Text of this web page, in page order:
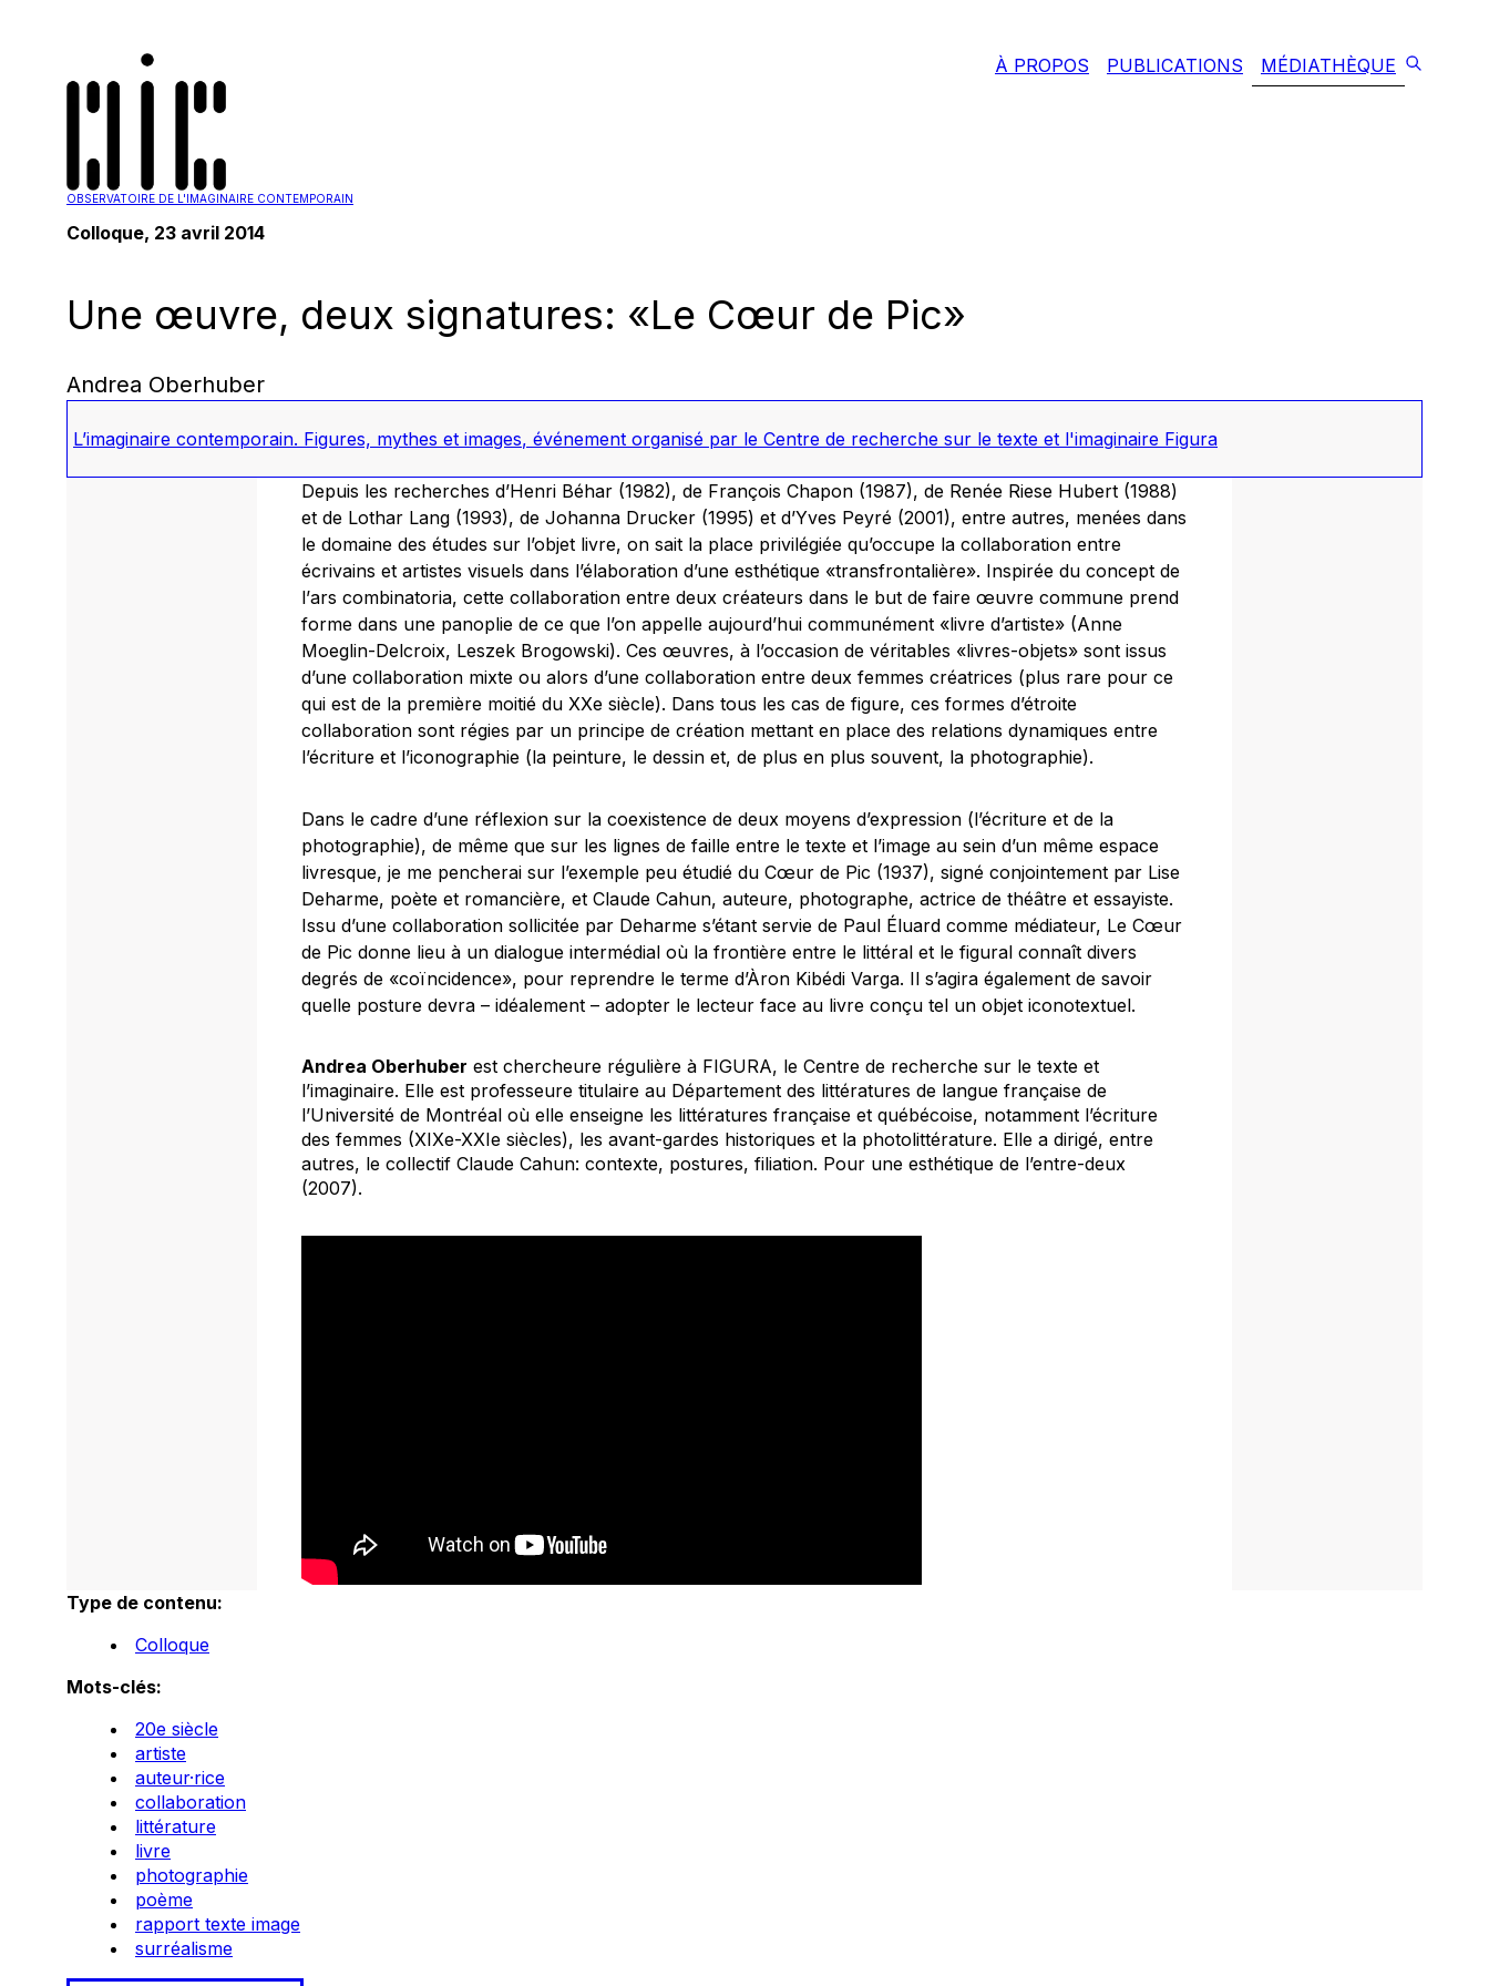
OBSERVATOIRE DE L'IMAGINAIRE CONTEMPORAIN
À PROPOS PUBLICATIONS MÉDIATHÈQUE
Colloque, 23 avril 2014
Une œuvre, deux signatures: «Le Cœur de Pic»
Andrea Oberhuber
L’imaginaire contemporain. Figures, mythes et images, événement organisé par le Centre de recherche sur le texte et l'imaginaire Figura
Depuis les recherches d’Henri Béhar (1982), de François Chapon (1987), de Renée Riese Hubert (1988)
et de Lothar Lang (1993), de Johanna Drucker (1995) et d’Yves Peyré (2001), entre autres, menées dans
le domaine des études sur l’objet livre, on sait la place privilégiée qu’occupe la collaboration entre
écrivains et artistes visuels dans l’élaboration d’une esthétique «transfrontalière». Inspirée du concept de
l’ars combinatoria, cette collaboration entre deux créateurs dans le but de faire œuvre commune prend
forme dans une panoplie de ce que l’on appelle aujourd’hui communément «livre d’artiste» (Anne
Moeglin-Delcroix, Leszek Brogowski). Ces œuvres, à l’occasion de véritables «livres-objets» sont issus
d’une collaboration mixte ou alors d’une collaboration entre deux femmes créatrices (plus rare pour ce
qui est de la première moitié du XXe siècle). Dans tous les cas de figure, ces formes d’étroite
collaboration sont régies par un principe de création mettant en place des relations dynamiques entre
l’écriture et l’iconographie (la peinture, le dessin et, de plus en plus souvent, la photographie).
Dans le cadre d’une réflexion sur la coexistence de deux moyens d’expression (l’écriture et de la
photographie), de même que sur les lignes de faille entre le texte et l’image au sein d’un même espace
livresque, je me pencherai sur l’exemple peu étudié du Cœur de Pic (1937), signé conjointement par Lise
Deharme, poète et romancière, et Claude Cahun, auteure, photographe, actrice de théâtre et essayiste.
Issu d’une collaboration sollicitée par Deharme s’étant servie de Paul Éluard comme médiateur, Le Cœur
de Pic donne lieu à un dialogue intermédial où la frontière entre le littéral et le figural connaît divers
degrés de «coïncidence», pour reprendre le terme d’Àron Kibédi Varga. Il s’agira également de savoir
quelle posture devra – idéalement – adopter le lecteur face au livre conçu tel un objet iconotextuel.
Andrea Oberhuber est chercheure régulière à FIGURA, le Centre de recherche sur le texte et
l’imaginaire. Elle est professeure titulaire au Département des littératures de langue française de
l’Université de Montréal où elle enseigne les littératures française et québécoise, notamment l’écriture
des femmes (XIXe-XXIe siècles), les avant-gardes historiques et la photolittérature. Elle a dirigé, entre
autres, le collectif Claude Cahun: contexte, postures, filiation. Pour une esthétique de l’entre-deux
(2007).
Type de contenu:
Colloque
Mots-clés:
20e siècle
artiste
auteur·rice
collaboration
littérature
livre
photographie
poème
rapport texte image
surréalisme